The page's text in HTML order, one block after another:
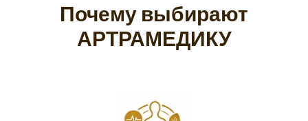
Почему выбирают
АРТРАМЕДИКУ